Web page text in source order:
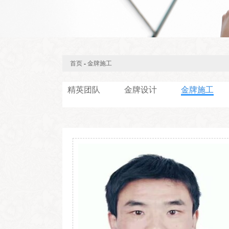
首页 - 金牌施工
精英团队 金牌设计 金牌施工